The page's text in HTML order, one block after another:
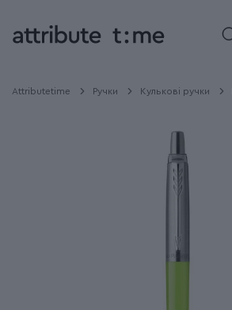
Attributetime Ручки Кулькові ручки